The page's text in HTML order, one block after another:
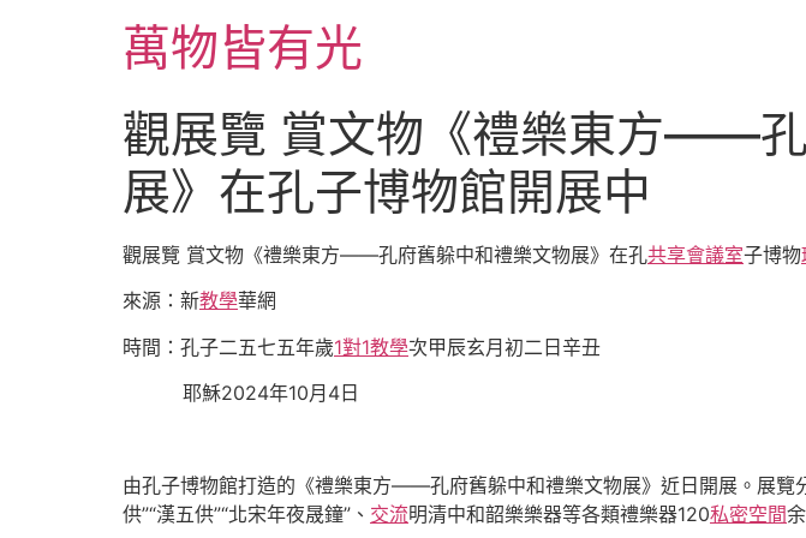
萬物皆有光
觀展覽 賞文物《禮樂東方——
展》在孔子博物館開展中
觀展覽 賞文物《禮樂東方——孔府舊躲中和禮樂文物展》在孔共享會議室子博物
來源：新教學華網
時間：孔子二五七五年歲1對1教學次甲辰玄月初二日辛丑
耶穌2024年10月4日
由孔子博物館打造的《禮樂東方——孔府舊躲中和禮樂文物展》近日開展。展覽
供”“漢五供”“北宋年夜晟鐘”、 交流明清中和韶樂樂器等各類禮樂器120私密空間